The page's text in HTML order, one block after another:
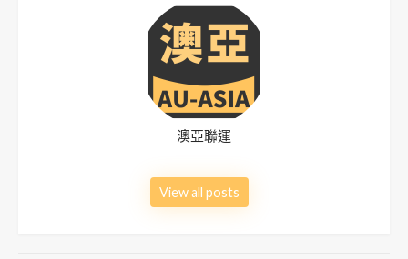
澳亞聯運
View all posts